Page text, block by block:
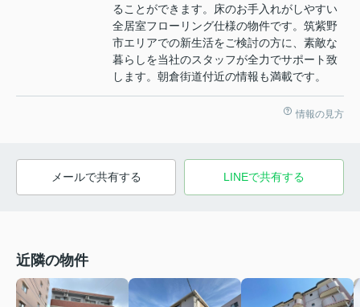
ることができます。床のお手入れがしやすい
全居室フローリング仕様の物件です。筑紫野
市エリアでの新生活をご検討の方に、素敵な
暮らしを当社のスタッフが全力でサポート致
します。朝倉街道付近の情報も満載です。
情報の見方
メールで共有する LINEで共有する
近隣の物件